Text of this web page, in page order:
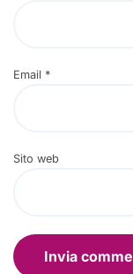
Email *
Sito web